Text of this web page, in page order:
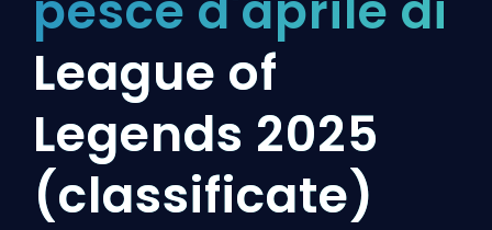
League of
Legends 2025
(classificate)